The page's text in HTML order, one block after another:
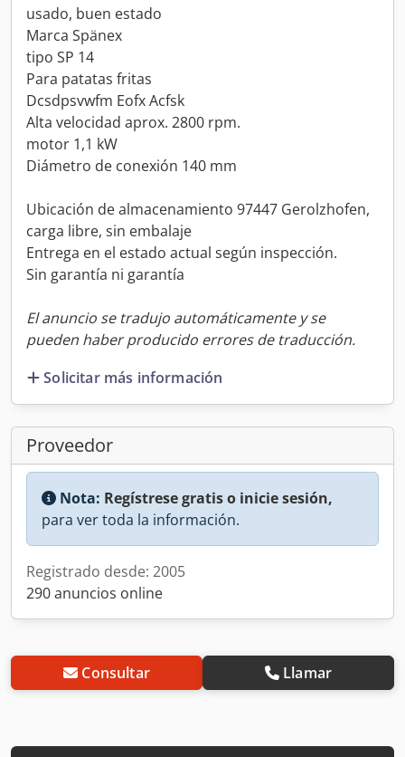
usado, buen estado
Marca Spänex
tipo SP 14
Para patatas fritas
Dcsdpsvwfm Eofx Acfsk
Alta velocidad aprox. 2800 rpm.
motor 1,1 kW
Diámetro de conexión 140 mm
Ubicación de almacenamiento 97447 Gerolzhofen,
carga libre, sin embalaje
Entrega en el estado actual según inspección.
Sin garantía ni garantía
El anuncio se tradujo automáticamente y se
pueden haber producido errores de traducción.
Solicitar más información
Proveedor
Nota: Regístrese gratis o inicie sesión,
para ver toda la información.
Registrado desde: 2005
290 anuncios online
Consultar Llamar